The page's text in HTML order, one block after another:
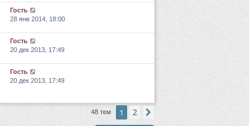
Гость
28 янв 2014, 18:00
Гость
20 дек 2013, 17:49
Гость
20 дек 2013, 17:49
48 тем 1 2